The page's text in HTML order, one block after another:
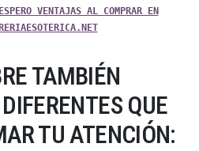
VENTAJAS AL COMPRAR EN
TAMBIÉN
QUE
TU ATENCIÓN: